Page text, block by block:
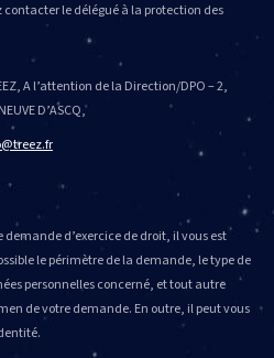
contacter le délégué à la protection des
A l’attention de la Direction/DPO – 2,
D’ASCQ,
d’exercice de droit, il vous est
le périmètre de la demande, le type de
personnelles concerné, et tout autre
de votre demande. En outre, il peut vous